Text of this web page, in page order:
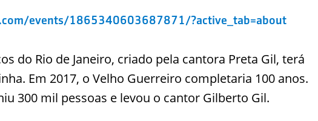
events/1865340603687871/?active_tab=about
do Rio de Janeiro, criado pela cantora Preta Gil, terá
Em 2017, o Velho Guerreiro completaria 100 anos.
300 mil pessoas e levou o cantor Gilberto Gil.